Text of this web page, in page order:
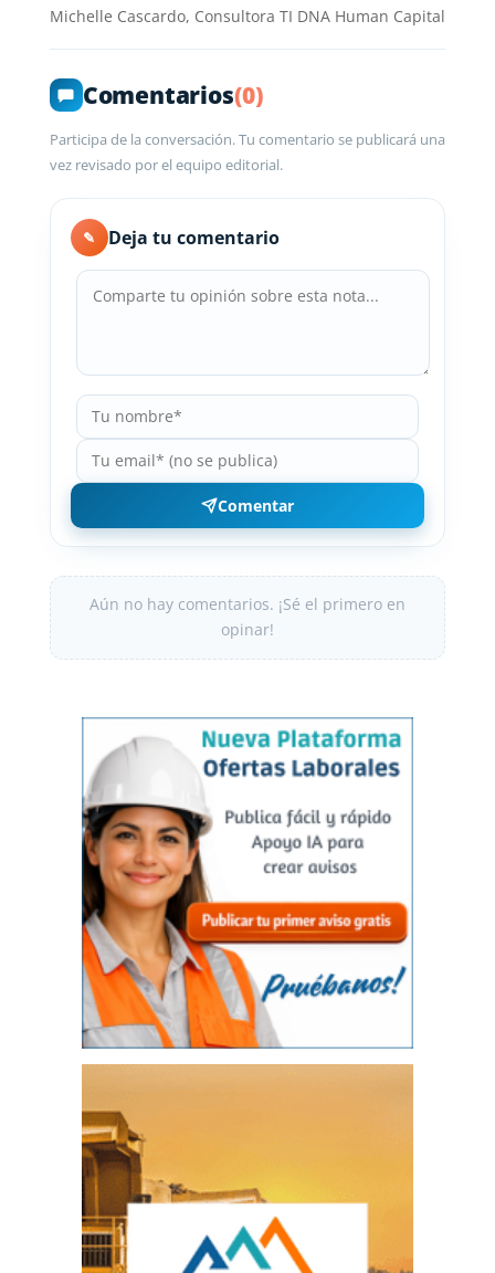
Michelle Cascardo, Consultora TI DNA Human Capital
Comentarios(0)
Participa de la conversación. Tu comentario se publicará una
vez revisado por el equipo editorial.
✎ Deja tu comentario
Comentar
Aún no hay comentarios. ¡Sé el primero en
opinar!